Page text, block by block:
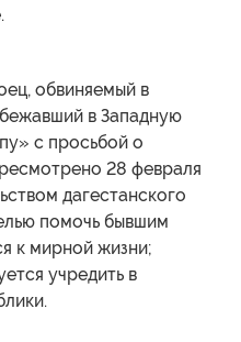
обвиняемый в
в Западную
с просьбой о
28 февраля
дагестанского
помочь бывшим
к мирной жизни;
учредить в